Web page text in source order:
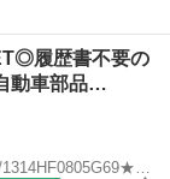
履歴書不要の
動車部品…
株式会社綜合キャリアオプション/1314HF0805G69★31-S